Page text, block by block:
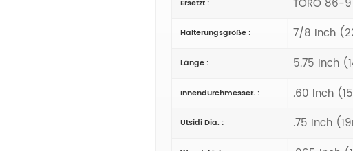
Ersetzt : TORO 86-
Halterungsgröße : 7/8 Inch
Länge : 5.75 Inch
Innendurchmesser. : .60 Inch
Utsidi Dia. : .75 Inch